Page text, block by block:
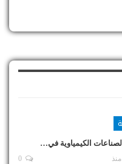
الكيمياوية في…
منذ